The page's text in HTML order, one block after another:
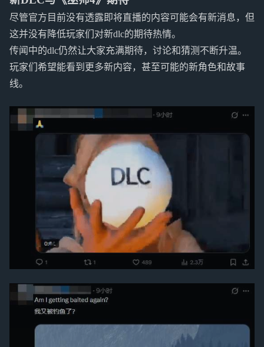
尽管官方目前没有透露即将直播的内容可能会有新消息，但
这并没有降低玩家们对新dlc的期待热情。
传闻中的dlc仍然让大家充满期待，讨论和猜测不断升温。
玩家们希望能看到更多新内容，甚至可能的新角色和故事
线。